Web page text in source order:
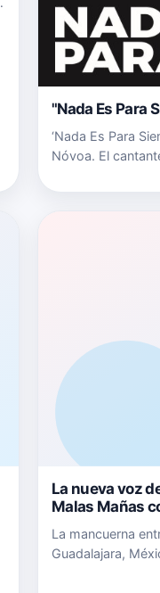
"Nada Es Para
‘Nada Es Para
Nóvoa. El
cual se encontró
La nueva voz
Malas Mañas
La mancuerna
Guadalajara,